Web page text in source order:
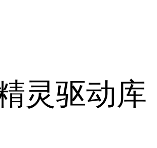
灵驱动库